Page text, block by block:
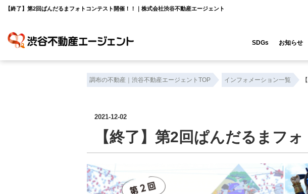
【終了】第2回ぱんだるまフォトコンテスト開催！！｜株式会社渋谷不動産エージェント
SDGs お知らせ
調布の不動産｜渋谷不動産エージェントTOP インフォメーション一覧
2021-12-02
【終了】第2回ぱんだるまフ